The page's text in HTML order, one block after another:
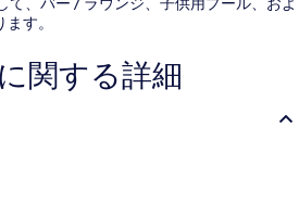
す。
関する詳細